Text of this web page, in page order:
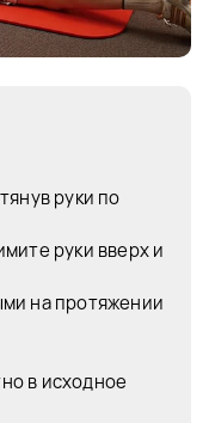
руки по
руки вверх и
на протяжении
в исходное